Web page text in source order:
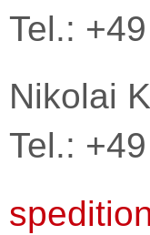
Tel.:
Nikolai
Tel.: